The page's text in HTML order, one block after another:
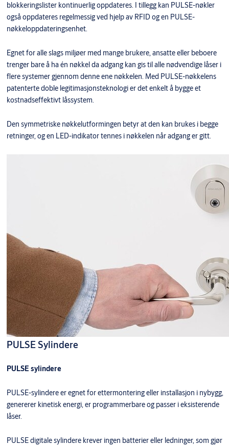
blokkeringslister kontinuerlig oppdateres. I tillegg kan PULSE-nøkler
også oppdateres regelmessig ved hjelp av RFID og en PULSE-
nøkkeloppdateringsenhet.
Egnet for alle slags miljøer med mange brukere, ansatte eller beboere
trenger bare å ha én nøkkel da adgang kan gis til alle nødvendige låser i
flere systemer gjennom denne ene nøkkelen. Med PULSE-nøkkelens
patenterte doble legitimasjonsteknologi er det enkelt å bygge et
kostnadseffektivt låssystem.
Den symmetriske nøkkelutformingen betyr at den kan brukes i begge
retninger, og en LED-indikator tennes i nøkkelen når adgang er gitt.
PULSE Sylindere
PULSE sylindere
PULSE-sylindere er egnet for ettermontering eller installasjon i nybygg,
genererer kinetisk energi, er programmerbare og passer i eksisterende
låser.
PULSE digitale sylindere krever ingen batterier eller ledninger, som gjør